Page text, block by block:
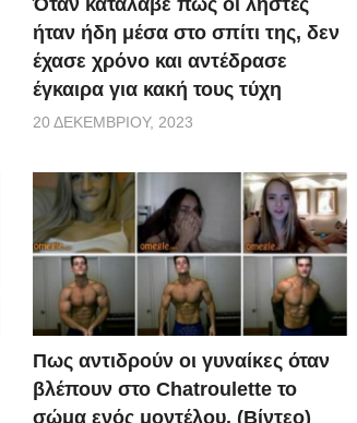
ήταν ήδη μέσα στο σπίτι της, δεν
έχασε χρόνο και αντέδρασε
έγκαιρα για κακή τους τύχη
20 ΔΕΚΕΜΒΡΊΟΥ, 2023
Πως αντιδρούν οι γυναίκες όταν
βλέπουν στο Chatroulette το
σώμα ενός μοντέλου. (Βίντεο)